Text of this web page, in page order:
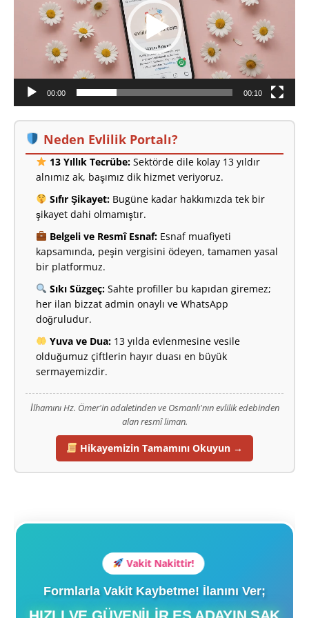
00:00 00:10
Neden Evlilik Portalı?
13 Yıllık Tecrübe:Sektörde dile kolay 13 yıldır
alnımız ak, başımız dik hizmet veriyoruz.
Sıfır Şikayet:Bugüne kadar hakkımızda tek bir
şikayet dahi olmamıştır.
Belgeli ve Resmî Esnaf:Esnaf muafiyeti
kapsamında, peşin vergisini ödeyen, tamamen yasal
bir platformuz.
Sıkı Süzgeç:Sahte profiller bu kapıdan giremez;
her ilan bizzat admin onaylı ve WhatsApp
doğruludur.
Yuva ve Dua:13 yılda evlenmesine vesile
olduğumuz çiftlerin hayır duası en büyük
sermayemizdir.
İlhamını Hz. Ömer'in adaletinden ve Osmanlı'nın evlilik edebinden
alan resmî liman.
Hikayemizin Tamamını Okuyun →
Vakit Nakittir!
Formlarla Vakit Kaybetme! İlanını Ver;
HIZLI VE GÜVENILIR EŞ ADAYIN ŞAK